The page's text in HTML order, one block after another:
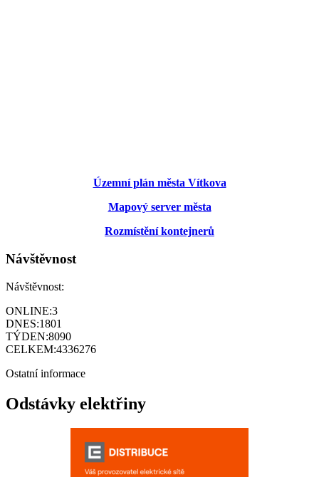
Územní plán města Vítkova
Mapový server města
Rozmístění kontejnerů
Návštěvnost
Návštěvnost:
ONLINE:3
DNES:1801
TÝDEN:8090
CELKEM:4336276
Ostatní informace
Odstávky elektřiny